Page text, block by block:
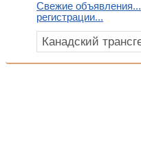
Свежие объявления...
регистрации...